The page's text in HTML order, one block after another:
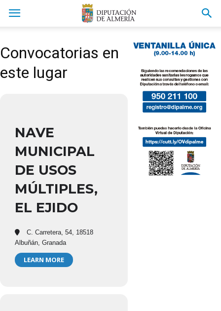
Convocatorias en
este lugar
NAVE
MUNICIPAL
DE USOS
MÚLTIPLES,
EL EJIDO
C. Carretera, 54, 18518
Albuñán, Granada
LEARN MORE